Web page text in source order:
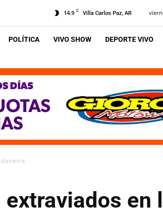
14.9 C Villa Carlos Paz, AR
POLÍTICA VIVO SHOW DEPORTE VIVO
en